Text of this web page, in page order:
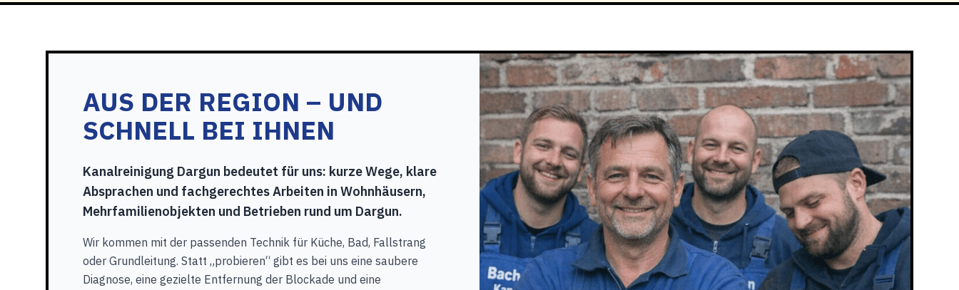
AUS DER REGION – UND
SCHNELL BEI IHNEN
Kanalreinigung Dargun bedeutet für uns: kurze Wege, klare
Absprachen und fachgerechtes Arbeiten in Wohnhäusern,
Mehrfamilienobjekten und Betrieben rund um Dargun.
Wir kommen mit der passenden Technik für Küche, Bad, Fallstrang
oder Grundleitung. Statt „probieren“ gibt es bei uns eine saubere
Diagnose, eine gezielte Entfernung der Blockade und eine